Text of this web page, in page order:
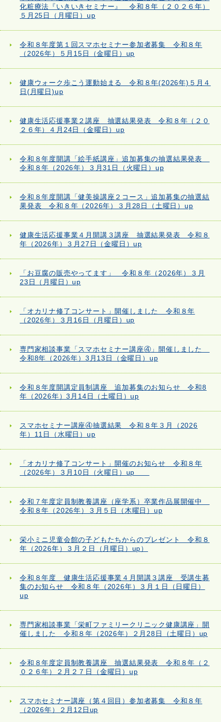
化粧療法『いきいきセミナー』 令和８年（２０２６年）
５月25日（月曜日）up
令和８年度第１回スマホセミナー参加者募集 令和８年
（2026年）５月15日（金曜日）up
健康ウォーク歩こう運動始まる 令和８年(2026年)５月４
日(月曜日)up
健康生活応援事業２講座 抽選結果発表 令和８年（２０
２６年）４月24日（金曜日）up
令和８年度開講「絵手紙講座」追加募集の抽選結果発表
令和８年（2026年）３月31日（火曜日）up
令和８年度開講「健美操講座２コース」追加募集の抽選結
果発表 令和８年（2026年）３月28日（土曜日）up
健康生活応援事業４月開講３講座 抽選結果発表 令和８
年（2026年）３月27日（金曜日）up
「お豆腐の販売やってます」 令和８年（2026年）３月
23日（月曜日）up
「オカリナ修了コンサート」開催しました 令和８年
（2026年）３月16日（月曜日）up
専門家相談事業「スマホセミナー講座④」開催しました
令和8年（2026年）3月13日（金曜日）up
令和８年度開講定員制講座 追加募集のお知らせ 令和8
年（2026年）3月14日（土曜日）up
スマホセミナー講座④抽選結果 令和８年３月（2026
年）11日（水曜日）up
「オカリナ修了コンサート」開催のお知らせ 令和８年
（2026年）３月10日（火曜日）up
令和７年度定員制教養講座（座学系）卒業作品展開催中
令和８年（2026年）３月５日（木曜日）up
栄小ミニ児童会館の子どもたちからのプレゼント 令和８
年（2026年）３月２日（月曜日）up）
令和８年度 健康生活応援事業４月開講３講座 受講生募
集のお知らせ 令和８年（2026年）３月１日（日曜日）
up
専門家相談事業「栄町ファミリークリニック健康講座」開
催しました 令和８年（2026年）２月28日（土曜日）up
令和８年度定員制教養講座 抽選結果発表 令和８年（２
０２６年）２月２７日（金曜日）up
スマホセミナー講座（第４回目）参加者募集 令和８年
（2026年）２月12日up